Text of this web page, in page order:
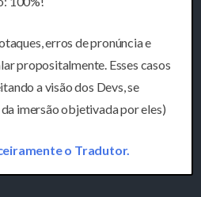
erros de pronúncia e
propositalmente. Esses casos
a visão dos Devs, se
imersão objetivada por eles)
o Tradutor.